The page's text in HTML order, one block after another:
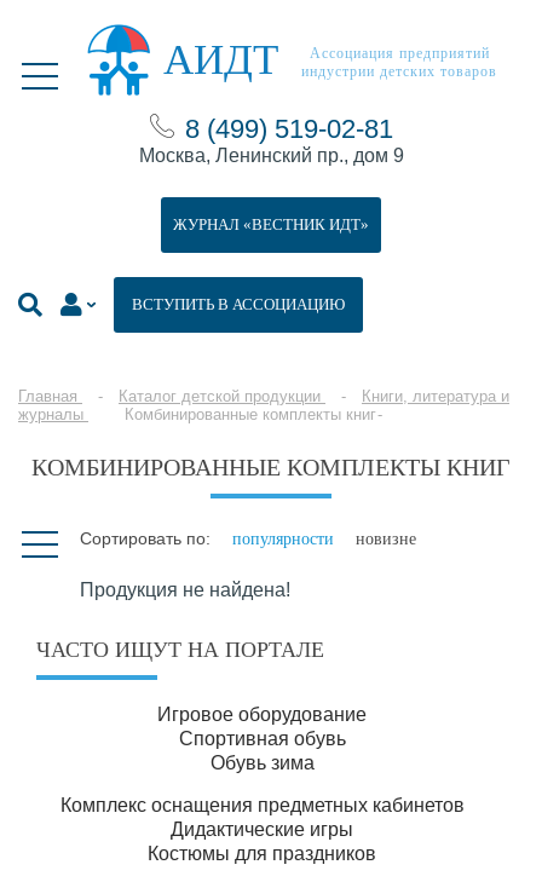
АИДТ
Ассоциация предприятий
индустрии детских товаров
8 (499) 519-02-81
Москва, Ленинский пр., дом 9
ВСТУПИТЬ В АССОЦИАЦИЮ
ЖУРНАЛ «ВЕСТНИК ИДТ»
Главная Каталог детской продукции
Книги, литература и
журналы
Комбинированные комплекты книг
КОМБИНИРОВАННЫЕ КОМПЛЕКТЫ КНИГ
Сортировать по: популярности новизне
Продукция не найдена!
ЧАСТО ИЩУТ НА ПОРТАЛЕ
Игровое оборудование
Спортивная обувь
Обувь зима
Комплекс оснащения предметных кабинетов
Дидактические игры
Костюмы для праздников